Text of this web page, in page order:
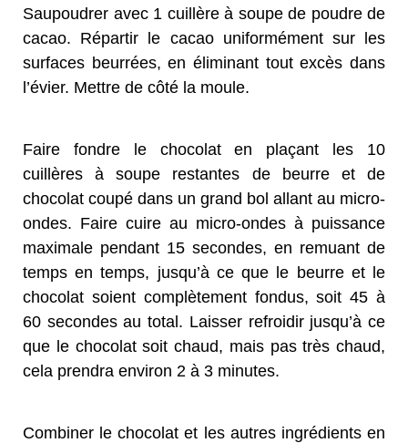
Saupoudrer avec 1 cuillère à soupe de poudre de
cacao. Répartir le cacao uniformément sur les
surfaces beurrées, en éliminant tout excès dans
l’évier. Mettre de côté la moule.
Faire fondre le chocolat en plaçant les 10
cuillères à soupe restantes de beurre et de
chocolat coupé dans un grand bol allant au micro-
ondes. Faire cuire au micro-ondes à puissance
maximale pendant 15 secondes, en remuant de
temps en temps, jusqu’à ce que le beurre et le
chocolat soient complètement fondus, soit 45 à
60 secondes au total. Laisser refroidir jusqu’à ce
que le chocolat soit chaud, mais pas très chaud,
cela prendra environ 2 à 3 minutes.
Combiner le chocolat et les autres ingrédients en